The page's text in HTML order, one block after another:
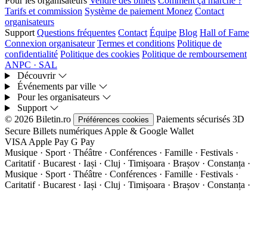
Tarifs et commission Système de paiement Monez Contact
organisateurs
Support Questions fréquentes Contact Équipe Blog Hall of Fame
Connexion organisateur Termes et conditions Politique de
confidentialité Politique des cookies Politique de remboursement
ANPC · SAL
Découvrir
Événements par ville
Pour les organisateurs
Support
© 2026 Biletin.ro
Préférences cookies Paiements sécurisés 3D
Secure Billets numériques Apple & Google Wallet
VISA Apple Pay G Pay
Musique · Sport · Théâtre · Conférences · Famille · Festivals ·
Caritatif · Bucarest · Iași · Cluj · Timișoara · Brașov · Constanța ·
Musique · Sport · Théâtre · Conférences · Famille · Festivals ·
Caritatif · Bucarest · Iași · Cluj · Timișoara · Brașov · Constanța ·